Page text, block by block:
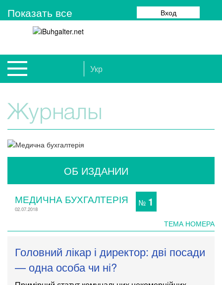
Показать все Вход
Укр
Журналы
ОБ ИЗДАНИИ
МЕДИЧНА БУХГАЛТЕРІЯ
02.07.2018
№ 1
ТЕМА НОМЕРА
Головний лікар і директор: дві посади
— одна особа чи ні?